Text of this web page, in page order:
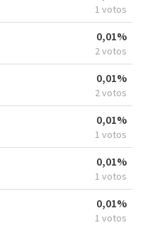
1 votos
0,01%
2 votos
0,01%
2 votos
0,01%
1 votos
0,01%
1 votos
0,01%
1 votos